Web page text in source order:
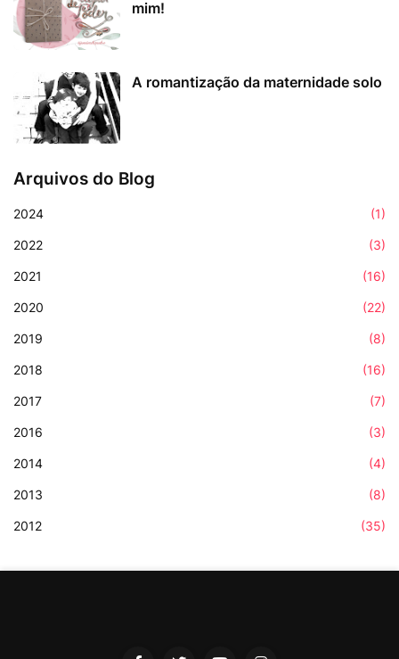
mim!
A romantização da maternidade solo
Arquivos do Blog
2024 (1)
2022 (3)
2021 (16)
2020 (22)
2019 (8)
2018 (16)
2017 (7)
2016 (3)
2014 (4)
2013 (8)
2012 (35)